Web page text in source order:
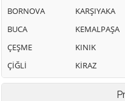
BORNOVA
BUCA
ÇEŞME
ÇİĞLİ
KARŞIYAKA
KEMALPAŞA
KINIK
KİRAZ